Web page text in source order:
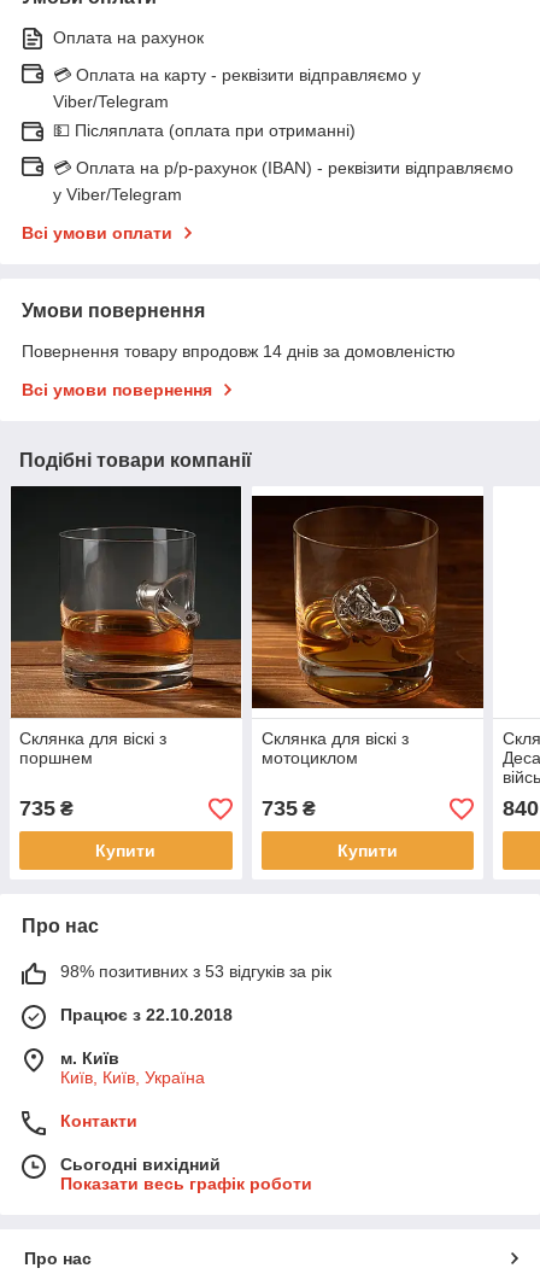
Оплата на рахунок
💳 Оплата на карту - реквізити відправляємо у
Viber/Telegram
💵 Післяплата (оплата при отриманні)
💳 Оплата на р/р-рахунок (IBAN) - реквізити відправляємо
у Viber/Telegram
Всі умови оплати
Умови повернення
Повернення товару впродовж 14 днів за домовленістю
Всі умови повернення
Подібні товари компанії
Склянка для віскі з
поршнем
735 ₴
Купити
Склянка для віскі з
мотоциклом
735₴
Купити
840
Про нас
98% позитивних з 53 відгуків за рік
Працює з 22.10.2018
м. Київ
Київ, Київ, Україна
Контакти
Сьогодні вихідний
Показати весь графік роботи
Про нас